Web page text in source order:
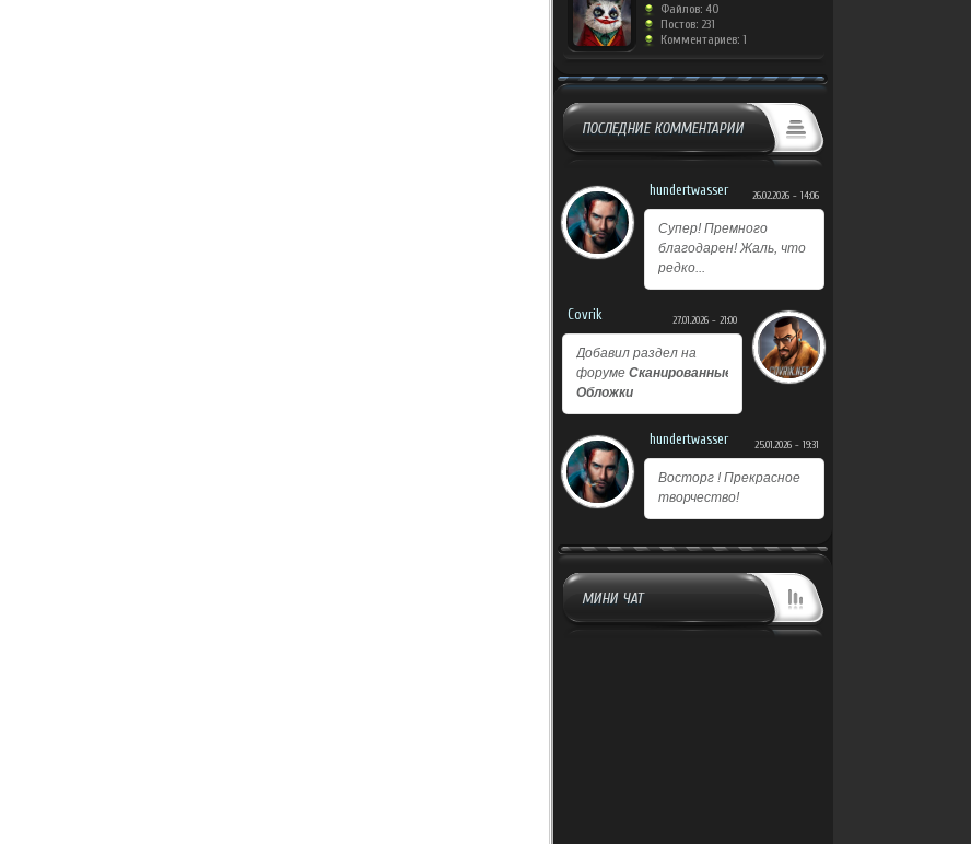
Файлов: 40
Постов: 231
Комментариев: 1
ПОСЛЕДНИЕ КОММЕНТАРИИ
hundertwasser 26.02.2026 - 14:06
Супер! Премного
благодарен! Жаль, что
редко...
Covrik 27.01.2026 - 21:00
Добавил раздел на
форуме Сканированные
Обложки
hundertwasser 25.01.2026 - 19:31
Восторг ! Прекрасное
творчество!
МИНИ ЧАТ